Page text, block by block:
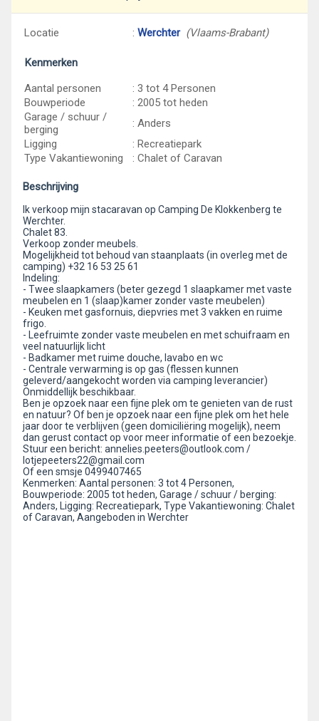
Locatie : Werchter (Vlaams-Brabant)
Kenmerken
Aantal personen
: 3 tot 4 Personen
Bouwperiode
: 2005 tot heden
Garage / schuur /
berging
: Anders
Ligging
: Recreatiepark
Type Vakantiewoning
: Chalet of Caravan
Beschrijving
Ik verkoop mijn stacaravan op Camping De Klokkenberg te
Werchter.
Chalet 83.
Verkoop zonder meubels.
Mogelijkheid tot behoud van staanplaats (in overleg met de
camping) +32 16 53 25 61
Indeling:
- Twee slaapkamers (beter gezegd 1 slaapkamer met vaste
meubelen en 1 (slaap)kamer zonder vaste meubelen)
- Keuken met gasfornuis, diepvries met 3 vakken en ruime
frigo.
- Leefruimte zonder vaste meubelen en met schuifraam en
veel natuurlijk licht
- Badkamer met ruime douche, lavabo en wc
- Centrale verwarming is op gas (flessen kunnen
geleverd/aangekocht worden via camping leverancier)
Onmiddellijk beschikbaar.
Ben je opzoek naar een fijne plek om te genieten van de rust
en natuur? Of ben je opzoek naar een fijne plek om het hele
jaar door te verblijven (geen domiciliëring mogelijk), neem
dan gerust contact op voor meer informatie of een bezoekje.
Stuur een bericht: annelies.peeters@outlook.com /
lotjepeeters22@gmail.com
Of een smsje 0499407465
Kenmerken: Aantal personen: 3 tot 4 Personen,
Bouwperiode: 2005 tot heden, Garage / schuur / berging:
Anders, Ligging: Recreatiepark, Type Vakantiewoning: Chalet
of Caravan, Aangeboden in Werchter